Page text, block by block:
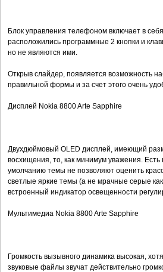
Блок управления телефоном включает в
расположились программные 2 кнопки и
но не являются ими.
Открыв слайдер, появляется возможность
правильной формы и за счет этого очень
Дисплей Nokia 8800 Arte Sapphire
Двухдюймовый OLED дисплей, имеющий
восхищения, то, как минимум уважения. Есть
умолчанию темы не позволяют оценить
светлые яркие темы (а не мрачные серые
встроенный индикатор освещенности
Мультимедиа Nokia 8800 Arte Sapphire
Громкость вызывного динамика высокая,
звуковые файлы звучат действительно